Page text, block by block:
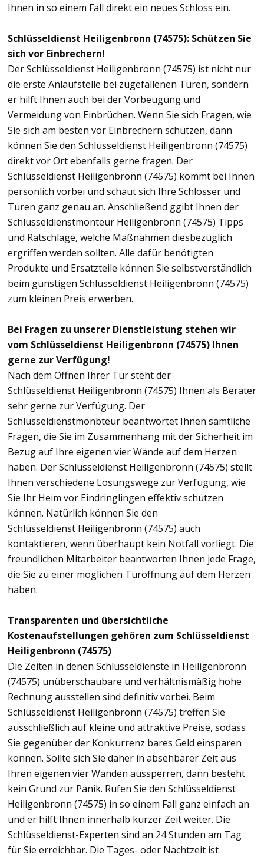
Ihnen in so einem Fall direkt ein neues Schloss ein.
Schlüsseldienst Heiligenbronn (74575): Schützen Sie
sich vor Einbrechern!
Der Schlüsseldienst Heiligenbronn (74575) ist nicht nur
die erste Anlaufstelle bei zugefallenen Türen, sondern
er hilft Ihnen auch bei der Vorbeugung und
Vermeidung von Einbrüchen. Wenn Sie sich Fragen, wie
Sie sich am besten vor Einbrechern schützen, dann
können Sie den Schlüsseldienst Heiligenbronn (74575)
direkt vor Ort ebenfalls gerne fragen. Der
Schlüsseldienst Heiligenbronn (74575) kommt bei Ihnen
persönlich vorbei und schaut sich Ihre Schlösser und
Türen ganz genau an. Anschließend ggibt Ihnen der
Schlüsseldienstmonteur Heiligenbronn (74575) Tipps
und Ratschläge, welche Maßnahmen diesbezüglich
ergriffen werden sollten. Alle dafür benötigten
Produkte und Ersatzteile können Sie selbstverständlich
beim günstigen Schlüsseldienst Heiligenbronn (74575)
zum kleinen Preis erwerben.
Bei Fragen zu unserer Dienstleistung stehen wir
vom Schlüsseldienst Heiligenbronn (74575) Ihnen
gerne zur Verfügung!
Nach dem Öffnen Ihrer Tür steht der
Schlüsseldienst Heiligenbronn (74575) Ihnen als Berater
sehr gerne zur Verfügung. Der
Schlüsseldienstmonbteur beantwortet Ihnen sämtliche
Fragen, die Sie im Zusammenhang mit der Sicherheit im
Bezug auf Ihre eigenen vier Wände auf dem Herzen
haben. Der Schlüsseldienst Heiligenbronn (74575) stellt
Ihnen verschiedene Lösungswege zur Verfügung, wie
Sie Ihr Heim vor Eindringlingen effektiv schützen
können. Natürlich können Sie den
Schlüsseldienst Heiligenbronn (74575) auch
kontaktieren, wenn überhaupt kein Notfall vorliegt. Die
freundlichen Mitarbeiter beantworten Ihnen jede Frage,
die Sie zu einer möglichen Türöffnung auf dem Herzen
haben.
Transparenten und übersichtliche
Kostenaufstellungen gehören zum Schlüsseldienst
Heiligenbronn (74575)
Die Zeiten in denen Schlüsseldienste in Heiligenbronn
(74575) unüberschaubare und verhältnismäßig hohe
Rechnung ausstellen sind definitiv vorbei. Beim
Schlüsseldienst Heiligenbronn (74575) treffen Sie
ausschließlich auf kleine und attraktive Preise, sodass
Sie gegenüber der Konkurrenz bares Geld einsparen
können. Sollte sich Sie daher in absehbarer Zeit aus
Ihren eigenen vier Wänden aussperren, dann besteht
kein Grund zur Panik. Rufen Sie den Schlüsseldienst
Heiligenbronn (74575) in so einem Fall ganz einfach an
und er hilft Ihnen innerhalb kurzer Zeit weiter. Die
Schlüsseldienst-Experten sind an 24 Stunden am Tag
für Sie erreichbar. Die Tages- oder Nachtzeit ist